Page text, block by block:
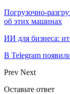
Погрузочно-
об этих машинах
ИИ для бизнеса:
В Telegram
Prev Next
Оставьте ответ